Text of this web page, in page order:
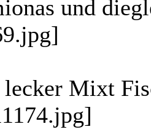
und
Mixt